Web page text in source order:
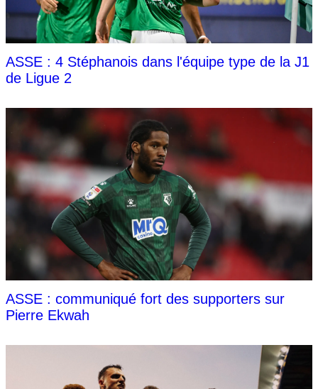
ASSE : 4 Stéphanois dans l'équipe type de la J1
de Ligue 2
ASSE : communiqué fort des supporters sur
Pierre Ekwah